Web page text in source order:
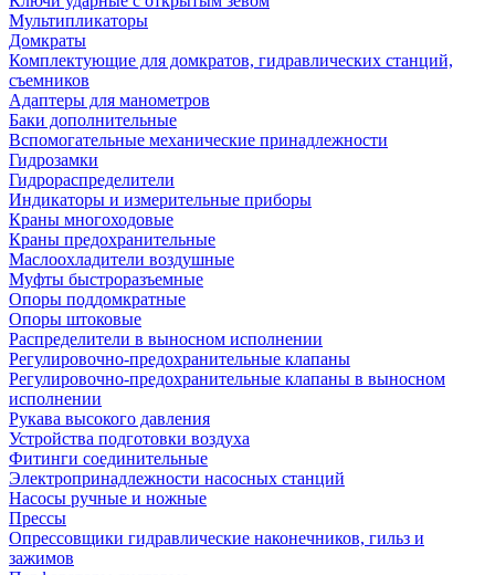
Мультипликаторы
Домкраты
Комплектующие для домкратов, гидравлических станций,
съемников
Адаптеры для манометров
Баки дополнительные
Вспомогательные механические принадлежности
Гидрозамки
Гидрораспределители
Индикаторы и измерительные приборы
Краны многоходовые
Краны предохранительные
Маслоохладители воздушные
Муфты быстроразъемные
Опоры поддомкратные
Опоры штоковые
Распределители в выносном исполнении
Регулировочно-предохранительные клапаны
Регулировочно-предохранительные клапаны в выносном
исполнении
Рукава высокого давления
Устройства подготовки воздуха
Фитинги соединительные
Электропринадлежности насосных станций
Насосы ручные и ножные
Прессы
Опрессовщики гидравлические наконечников, гильз и
зажимов